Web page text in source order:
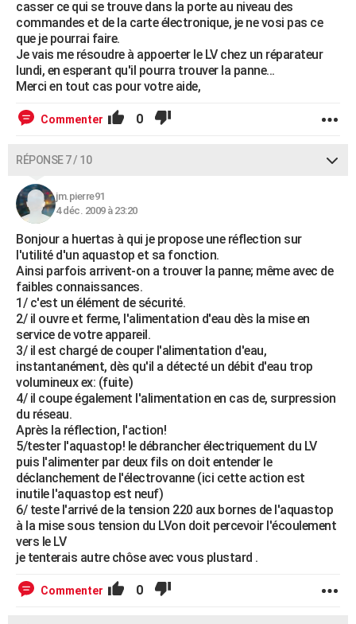
casser ce qui se trouve dans la porte au niveau des
commandes et de la carte électronique, je ne vosi pas ce
que je pourrai faire.
Je vais me résoudre à appoerter le LV chez un réparateur
lundi, en esperant qu'il pourra trouver la panne...
Merci en tout cas pour votre aide,
Commenter 0
RÉPONSE 7 / 10
jm.pierre91
4 déc. 2009 à 23:20
Bonjour a huertas à qui je propose une réflection sur
l'utilité d'un aquastop et sa fonction.
Ainsi parfois arrivent-on a trouver la panne; même avec de
faibles connaissances.
1/ c'est un élément de sécurité.
2/ il ouvre et ferme, l'alimentation d'eau dès la mise en
service de votre appareil.
3/ il est chargé de couper l'alimentation d'eau,
instantanément, dès qu'il a détecté un débit d'eau trop
volumineux ex: (fuite)
4/ il coupe également l'alimentation en cas de, surpression
du réseau.
Après la réflection, l'action!
5/tester l'aquastop! le débrancher électriquement du LV
puis l'alimenter par deux fils on doit entender le
déclanchement de l'électrovanne (ici cette action est
inutile l'aquastop est neuf)
6/ teste l'arrivé de la tension 220 aux bornes de l'aquastop
à la mise sous tension du LVon doit percevoir l'écoulement
vers le LV
je tenterais autre chôse avec vous plustard .
Commenter 0